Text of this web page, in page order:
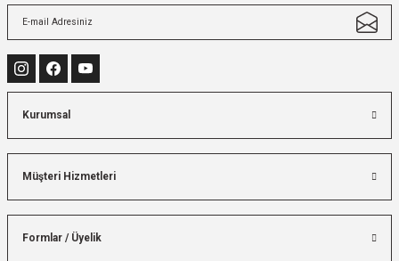
Kurumsal
Müşteri Hizmetleri
Formlar / Üyelik